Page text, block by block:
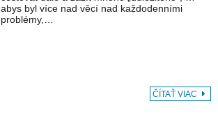
abys byl více nad věcí nad každodenními
problémy,…
ČÍTAŤ VIAC